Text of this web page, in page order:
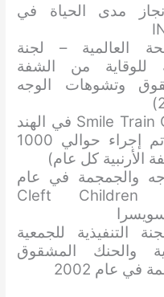
مدى الحياة في
العالمية – لجنة
للوقاية من الشفة
وتشوهات الوجه
تأسيس أول مركز Smile Train Cleft في الهند
منذ أغسطس 2000 (تم إجراء حوالي 1000
الأرنبية كل عام)
والجمجمة في عام
2001، بدعم من Cleft Children
للجمعية
والحنك المشقوق
عام 2002